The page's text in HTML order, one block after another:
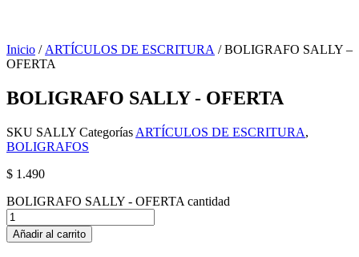
Inicio / ARTÍCULOS DE ESCRITURA / BOLIGRAFO SALLY –
OFERTA
BOLIGRAFO SALLY - OFERTA
SKU SALLY Categorías ARTÍCULOS DE ESCRITURA,
BOLIGRAFOS
$ 1.490
BOLIGRAFO SALLY - OFERTA cantidad
Añadir al carrito